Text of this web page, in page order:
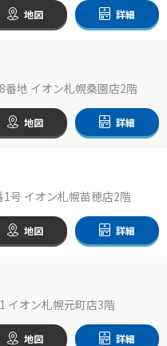
地図 詳細
地 イオン札幌桑園店2階
地図 詳細
号 イオン札幌苗穂店2階
地図 詳細
イオン札幌元町店3階
地図 詳細